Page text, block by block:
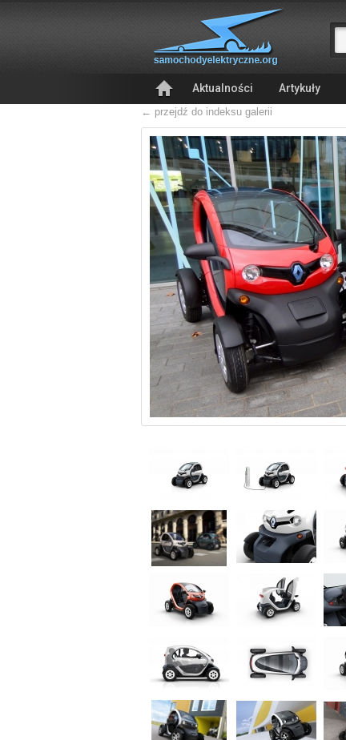
Aktualności Artykuły
← przejdź do indeksu galerii